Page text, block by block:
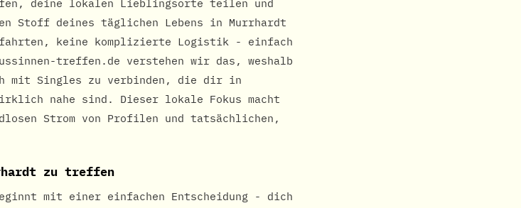
deine lokalen Lieblingsorte teilen und
Stoff deines täglichen Lebens in Murrhardt
keine komplizierte Logistik - einfach
treffen.de verstehen wir das, weshalb
mit Singles zu verbinden, die dir in
nahe sind. Dieser lokale Fokus macht
Strom von Profilen und tatsächlichen,
zu treffen
mit einer einfachen Entscheidung - dich